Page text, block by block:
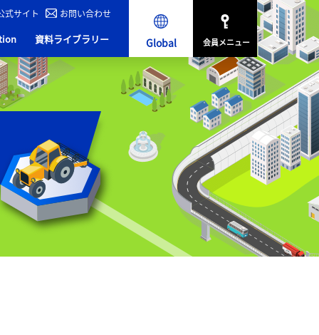
式サイト お問い合わせ
資料ライブラリー Global 会員メニュー